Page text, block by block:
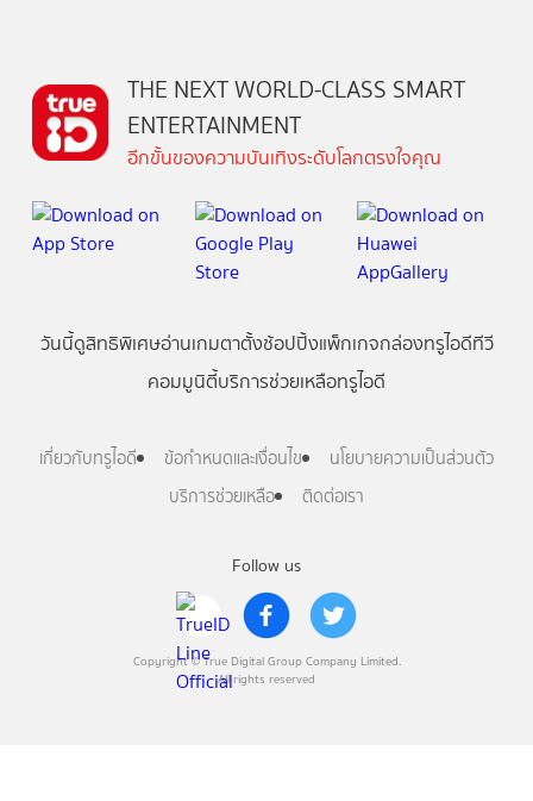
Follow us
Copyright © True Digital Group Company Limited.
All rights reserved
THE NEXT WORLD-CLASS SMART
ENTERTAINMENT
อีกขั้นของความบันเทิงระดับโลกตรงใจคุณ
วันนี้ดูสิทธิพิเศษอ่านเกมตาตั้งช้อปปิ้งแพ็กเกจกล่องทรูไอดีทีวี
คอมมูนิตี้บริการช่วยเหลือทรูไอดี
เกี่ยวกับทรูไอดี ข้อกำหนดและเงื่อนไข
นโยบายความเป็นส่วนตัว
บริการช่วยเหลือ
ติดต่อเรา